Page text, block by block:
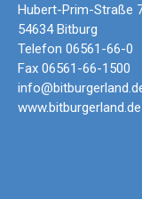
Hubert-Prim-Straße
54634 Bitburg
Telefon 06561-66-0
Fax 06561-66-1500
www.bitburgerland.de